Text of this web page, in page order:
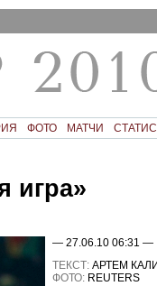
ФОТО МАТЧИ
игра»
— 27.06.10 06:31 —
ТЕКСТ: АРТЕМ
ФОТО: REUTERS